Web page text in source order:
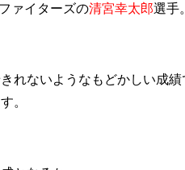
ァイターズの清宮幸太郎選手。
れないようなもどかしい成
。